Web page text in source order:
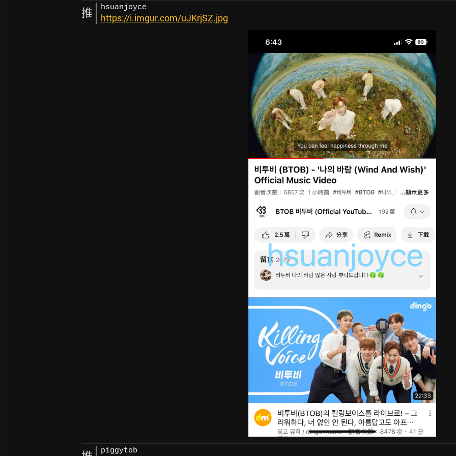
推 hsuanjoyce
https://i.imgur.com/uJKrjSZ.jpg
piggytob